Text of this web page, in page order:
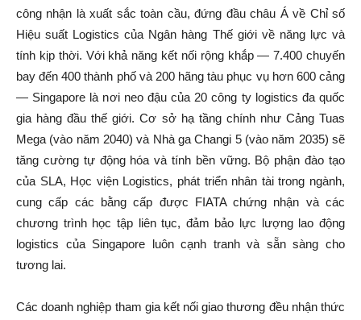
công nhận là xuất sắc toàn cầu, đứng đầu châu Á về Chỉ số
Hiệu suất Logistics của Ngân hàng Thế giới về năng lực và
tính kịp thời. Với khả năng kết nối rộng khắp — 7.400 chuyến
bay đến 400 thành phố và 200 hãng tàu phục vụ hơn 600 cảng
— Singapore là nơi neo đậu của 20 công ty logistics đa quốc
gia hàng đầu thế giới. Cơ sở hạ tầng chính như Cảng Tuas
Mega (vào năm 2040) và Nhà ga Changi 5 (vào năm 2035) sẽ
tăng cường tự động hóa và tính bền vững. Bộ phận đào tạo
của SLA, Học viện Logistics, phát triển nhân tài trong ngành,
cung cấp các bằng cấp được FIATA chứng nhận và các
chương trình học tập liên tục, đảm bảo lực lượng lao động
logistics của Singapore luôn cạnh tranh và sẵn sàng cho
tương lai.
Các doanh nghiệp tham gia kết nối giao thương đều nhận thức